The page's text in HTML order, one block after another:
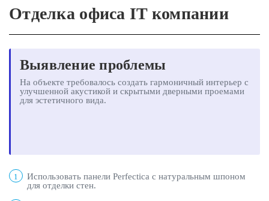
Отделка офиса IT компании
Выявление проблемы
На объекте требовалось создать гармоничный интерьер с
улучшенной акустикой и скрытыми дверными проемами
для эстетичного вида.
1
Использовать панели Perfectica с натуральным шпоном
для отделки стен.